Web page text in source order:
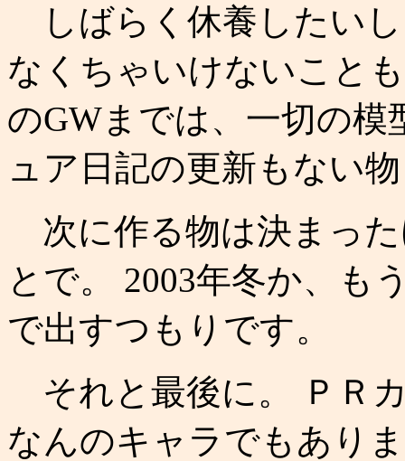
しばらく休養したい
なくちゃいけないこと
のGWまでは、一切の
ュア日記の更新もない
次に作る物は決まっ
とで。 2003年冬か、も
で出すつもりです。
それと最後に。 ＰＲ
なんのキャラでもあり